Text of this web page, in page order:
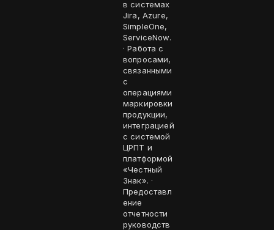
в системах
Jira, Azure,
SimpleOne,
ServiceNow.
· Работа с
вопросами,
связанными
с
операциями
маркировки
продукции,
интеграцией
с системой
ЦРПТ и
платформой
«Честный
Знак». ·
Предоставл
ение
отчетности
руководств